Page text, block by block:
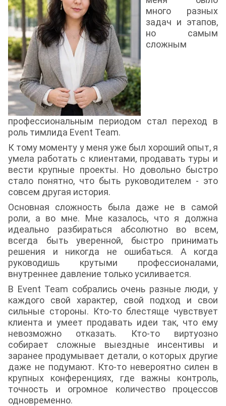
много разных
задач и этапов,
но самым
сложным
профессиональным периодом стал переход в
роль тимлида Event Team.
К тому моменту у меня уже был хороший опыт, я
умела работать с клиентами, продавать туры и
вести крупные проекты. Но довольно быстро
стало понятно, что быть руководителем - это
совсем другая история.
Основная сложность была даже не в самой
роли, а во мне. Мне казалось, что я должна
идеально разбираться абсолютно во всем,
всегда быть уверенной, быстро принимать
решения и никогда не ошибаться. А когда
руководишь крутыми профессионалами,
внутреннее давление только усиливается.
В Event Team собрались очень разные люди, у
каждого свой характер, свой подход и свои
сильные стороны. Кто-то блестяще чувствует
клиента и умеет продавать идеи так, что ему
невозможно отказать. Кто-то виртуозно
собирает сложные выездные инсентивы и
заранее продумывает детали, о которых другие
даже не подумают. Кто-то невероятно силен в
крупных конференциях, где важны контроль,
точность и огромное количество процессов
одновременно.